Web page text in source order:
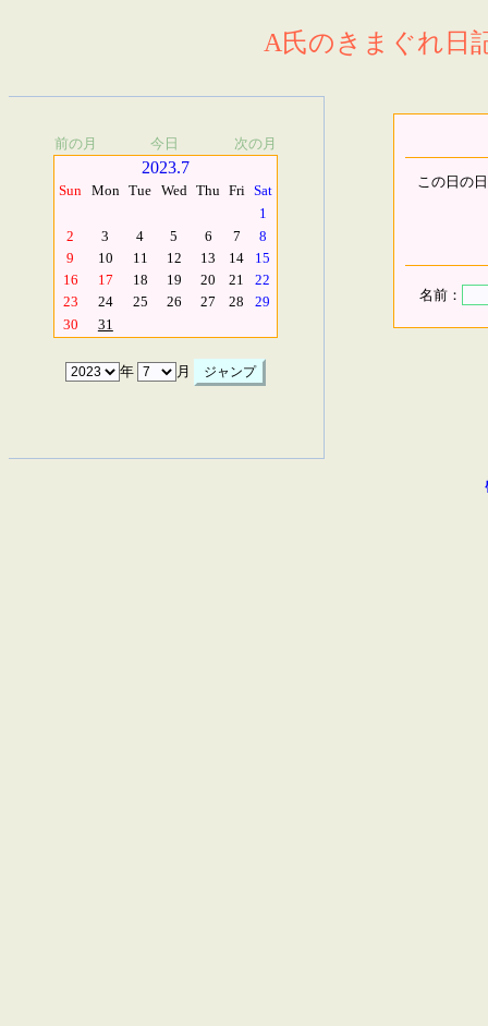
A氏のきまぐれ日
前の月 今日 次の月
2023.7
Sun Mon Tue Wed Thu Fri Sat
1
2
3 4 5 6 7
8
9
10 11 12 13 14
15
16
17 18 19 20 21
22
23
24 25 26 27 28
29
30
31
年 月
この日の
名前：